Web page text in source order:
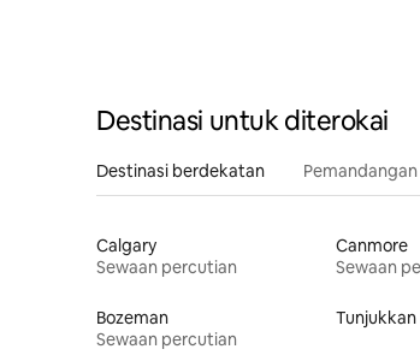
Destinasi untuk diterokai
Destinasi berdekatan
Calgary
Sewaan percutian
Canmore
Sewaan
Bozeman
Sewaan percutian
Tunjukkan